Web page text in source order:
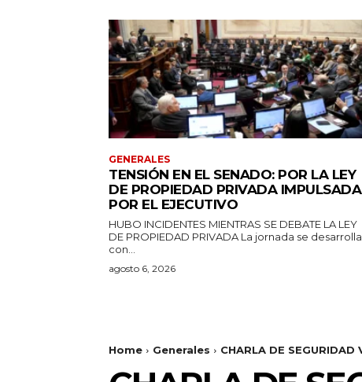
GENERALES
TENSIÓN EN EL SENADO: POR LA LEY
DE PROPIEDAD PRIVADA IMPULSADA
POR EL EJECUTIVO
HUBO INCIDENTES MIENTRAS SE DEBATE LA LEY
DE PROPIEDAD PRIVADA La jornada se desarrolla
con...
agosto 6, 2026